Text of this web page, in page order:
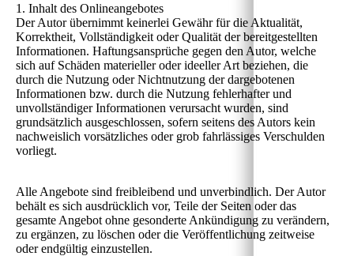
1. Inhalt des Onlineangebotes
Der Autor übernimmt keinerlei Gewähr für die Aktualität,
Korrektheit, Vollständigkeit oder Qualität der bereitgestellten
Informationen. Haftungsansprüche gegen den Autor, welche
sich auf Schäden materieller oder ideeller Art beziehen, die
durch die Nutzung oder Nichtnutzung der dargebotenen
Informationen bzw. durch die Nutzung fehlerhafter und
unvollständiger Informationen verursacht wurden, sind
grundsätzlich ausgeschlossen, sofern seitens des Autors kein
nachweislich vorsätzliches oder grob fahrlässiges Verschulden
vorliegt.
Alle Angebote sind freibleibend und unverbindlich. Der Autor
behält es sich ausdrücklich vor, Teile der Seiten oder das
gesamte Angebot ohne gesonderte Ankündigung zu verändern,
zu ergänzen, zu löschen oder die Veröffentlichung zeitweise
oder endgültig einzustellen.